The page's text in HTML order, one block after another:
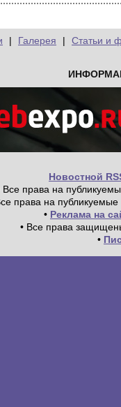
| Галерея | Статьи и
Новостной
Все права на
права на
• Реклама на
• Все права
•